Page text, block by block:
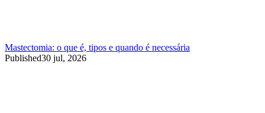
Mastectomia: o que é, tipos e quando é necessária
Published30 jul, 2026